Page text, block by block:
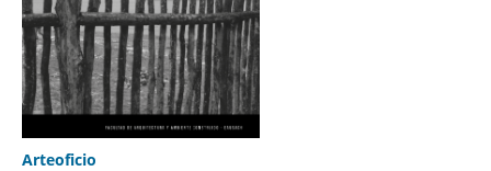
Arteoficio